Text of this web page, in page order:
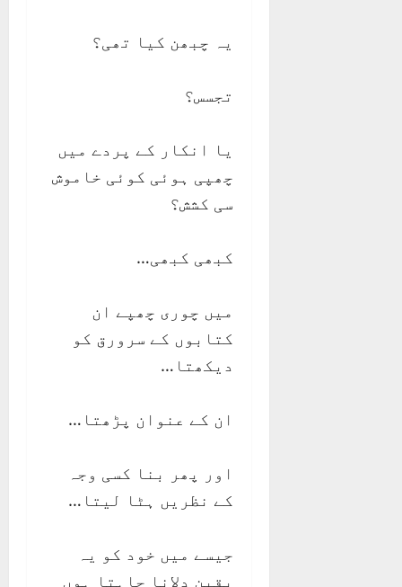
یہ چبھن کیا تھی؟
تجسس؟
یا انکار کے پردے میں
چھپی ہوئی کوئی خاموش
سی کشش؟
کبھی کبھی…
میں چوری چھپے ان
کتابوں کے سرورق کو
دیکھتا…
ان کے عنوان پڑھتا…
اور پھر بنا کسی وجہ
کے نظریں ہٹا لیتا…
جیسے میں خود کو یہ
یقین دلانا چاہتا ہوں